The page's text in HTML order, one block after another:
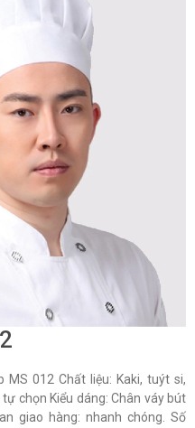
012 Chất liệu: Kaki, tuýt si,
chọn Kiểu dáng: Chân váy bút
giao hàng: nhanh chóng. Số